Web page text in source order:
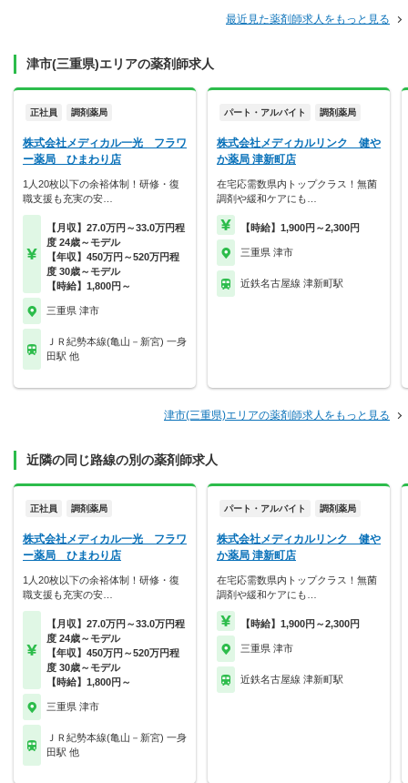
最近見た薬剤師求人をもっと見る
津市(三重県)エリアの薬剤師求人
正社員 調剤薬局
株式会社メディカル一光 フラワ
ー薬局 ひまわり店
1人20枚以下の余裕体制！研修・復
職支援も充実の安…
【月収】27.0万円～33.0万円程
度 24歳～モデル
【年収】450万円～520万円程
度 30歳～モデル
【時給】1,800円～
三重県 津市
ＪＲ紀勢本線(亀山－新宮) 一身
田駅 他
パート・アルバイト 調剤薬局
株式会社メディカルリンク 健や
か薬局 津新町店
在宅応需数県内トップクラス！無菌
調剤や緩和ケアにも…
【時給】1,900円～2,300円
三重県 津市
近鉄名古屋線 津新町駅
津市(三重県)エリアの薬剤師求人をもっと見る
近隣の同じ路線の別の薬剤師求人
正社員 調剤薬局
株式会社メディカル一光 フラワ
ー薬局 ひまわり店
1人20枚以下の余裕体制！研修・復
職支援も充実の安…
【月収】27.0万円～33.0万円程
度 24歳～モデル
【年収】450万円～520万円程
度 30歳～モデル
【時給】1,800円～
三重県 津市
ＪＲ紀勢本線(亀山－新宮) 一身
田駅 他
パート・アルバイト 調剤薬局
株式会社メディカルリンク 健や
か薬局 津新町店
在宅応需数県内トップクラス！無菌
調剤や緩和ケアにも…
【時給】1,900円～2,300円
三重県 津市
近鉄名古屋線 津新町駅